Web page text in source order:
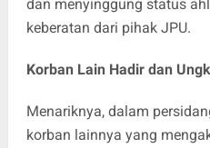
dan menyinggung status
keberatan dari pihak JPU.
Korban Lain Hadir dan
Menariknya, dalam
korban lainnya yang